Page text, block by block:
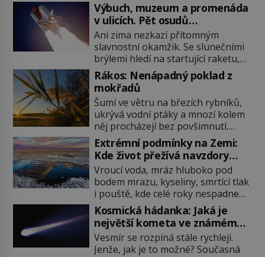
Výbuch, muzeum a promenáda
v ulicích. Pět osudů
nejslavnějších raketoplánů
Ani zima nezkazí přítomným
slavnostní okamžik. Se slunečními
brýlemi hledí na startující raketu,
která má do vesmíru vynést kromě
posádky také obyčejnou učitelku.
Po několika sekundách všem
ztuhnou úsměvy, stroj totiž
exploduje. Jejich konstrukce není
z levného kraje, daňové poplatníky
stojí miliardy dolarů. Na druhou
stranu zvládnou jen představitelné
věci. Na malé kousky Název:
Columbia První […]
Rákos: Nenápadný poklad z
mokřadů
Šumí ve větru na březích rybníků,
ukrývá vodní ptáky a mnozí kolem
něj procházejí bez povšimnutí.
Přesto právě rákos pomáhal stavět
domy, vyrábět lodě, zapisovat první
texty a inspiroval řadu pověstí.
Tato skromná, ale užitečná
rostlina provází člověka už tisíce
let. Většina lidí vnímá rákos jen jako
obyčejnou kulisu letního koupání.
Stačí se však podívat […]
Extrémní podmínky na Zemi:
Kde život přežívá navzdory
všemu
Vroucí voda, mráz hluboko pod
bodem mrazu, kyseliny, smrtící tlak
i pouště, kde celé roky nespadne
jediná kapka deště. Na první
pohled místa, kde nemůže
existovat vůbec nic. Přesto právě
tady vědci objevují organismy,
které posouvají hranice života.
Kosmická hádanka: Jaká je
největší kometa ve známém
vesmíru?
Vesmír se rozpíná stále rychleji.
Jenže, jak je to možné? Současná